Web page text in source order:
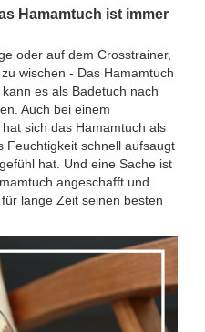
Hamamtuch ist immer
oder auf dem Crosstrainer,
wischen - Das Hamamtuch
es als Badetuch nach
Auch bei einem
sich das Hamamtuch als
Feuchtigkeit schnell aufsaugt
hat. Und eine Sache ist
angeschafft und
lange Zeit seinen besten